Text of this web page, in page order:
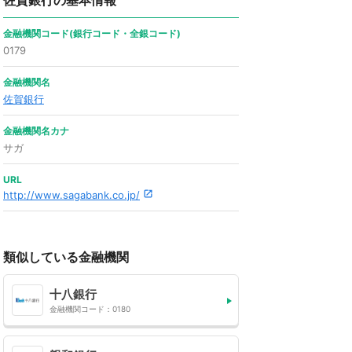
金融機関コード(銀行コード・全銀コード)
0179
金融機関名
佐賀銀行
金融機関名カナ
サガ
URL
http://www.sagabank.co.jp/
類似している金融機関
十八銀行
金融機関コード：0180